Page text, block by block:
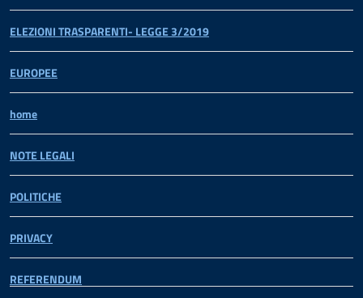
ELEZIONI TRASPARENTI- LEGGE 3/2019
EUROPEE
home
NOTE LEGALI
POLITICHE
PRIVACY
REFERENDUM